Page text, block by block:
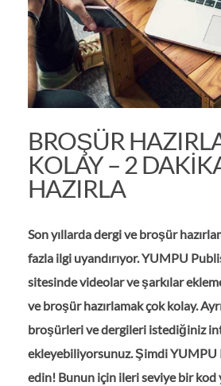
BROŞÜR
KOLAY – 2
HAZIRLA
Son yıllarda dergi ve broşür
fazla ilgi uyandırıyor. YUMPU
sitesinde videolar ve şarkılar
ve broşür hazırlamak çok kolay.
broşürleri ve dergileri istediğiniz
ekleyebiliyorsunuz. Şimdi YUMPU
edin! Bunun için ileri seviye bir kod